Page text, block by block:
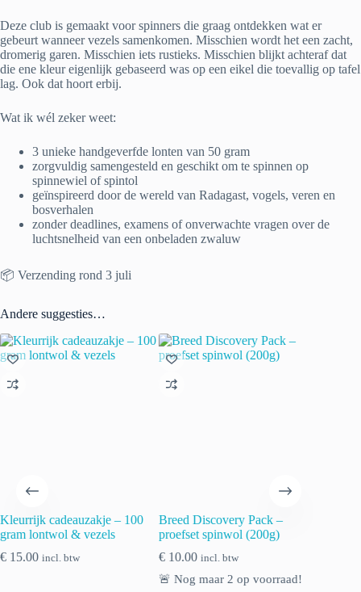
Deze club is gemaakt voor spinners die graag ontdekken wat er
gebeurt wanneer vezels samenkomen. Misschien wordt het een zacht,
dromerig garen. Misschien iets rustieks. Misschien blijkt achteraf dat
die ene kleur eigenlijk gebaseerd was op een eikel die toevallig op tafel
lag. Ook dat hoort erbij.
Wat ik wél zeker weet:
3 unieke handgeverfde lonten van 50 gram
zorgvuldig samengesteld en geschikt om te spinnen op
spinnewiel of spintol
geïnspireerd door de wereld van Radagast, vogels, veren en
bosverhalen
zonder deadlines, examens of onverwachte vragen over de
luchtsnelheid van een onbeladen zwaluw
📦 Verzending rond 3 juli
Andere suggesties…
Kleurrijk cadeauzakje – 100
gram lontwol & vezels
€ 15.00 incl. btw
Breed Discovery Pack –
proefset spinwol (200g)
€ 10.00 incl. btw
🚨 Nog maar 2 op voorraad!